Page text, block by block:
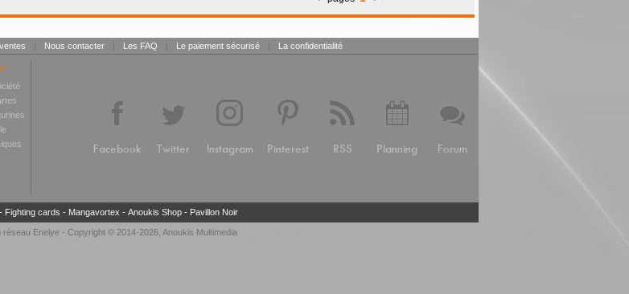
| Nous contacter | Les FAQ | Le paiement sécurisé | La confidentialité
Facebook Twitter Instagram Pinterest RSS Planning Forum
Fighting cards - Mangavortex - Anoukis Shop- Pavillon Noir
réseau Enelye - Copyright © 2014-2026, Anoukis Multimedia